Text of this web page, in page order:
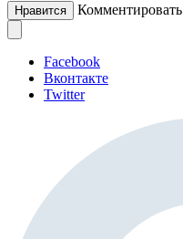
Нравится Комментировать
Facebook
Вконтакте
Twitter